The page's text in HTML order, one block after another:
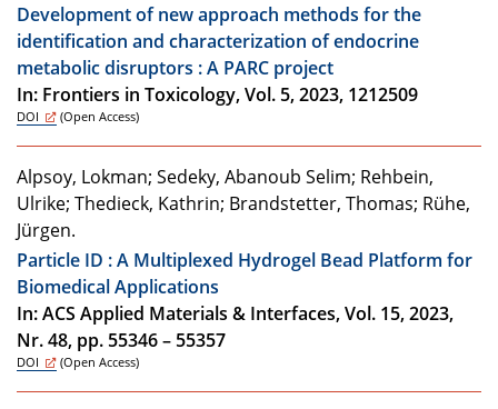
Development of new approach methods for the
identification and characterization of endocrine
metabolic disruptors : A PARC project
In: Frontiers in Toxicology, Vol. 5, 2023, 1212509
DOI (Open Access)
Alpsoy, Lokman; Sedeky, Abanoub Selim; Rehbein,
Ulrike; Thedieck, Kathrin; Brandstetter, Thomas; Rühe,
Jürgen.
Particle ID : A Multiplexed Hydrogel Bead Platform for
Biomedical Applications
In: ACS Applied Materials & Interfaces, Vol. 15, 2023,
Nr. 48, pp. 55346 – 55357
DOI (Open Access)